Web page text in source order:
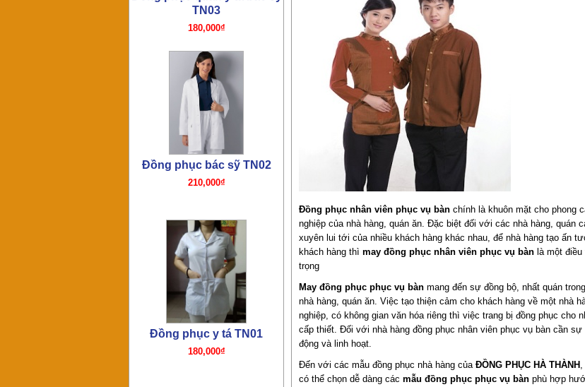
Đồng phục nhân viên phục vụ bàn chính là khuôn mặt cho phong
nghiệp của nhà hàng, quán ăn. Đặc biệt đối với các nhà hàng, quán
xuyên lui tới của nhiều khách hàng khác nhau, để nhà hàng tạo ấn
khách hàng thì may đồng phục nhân viên phục vụ bàn là một
trọng
May đồng phục phục vụ bàn mang đến sự đồng bộ, nhất quán
nhà hàng, quán ăn. Việc tạo thiện cảm cho khách hàng về một nhà
nghiệp, có không gian văn hóa riêng thì việc trang bị đồng phục cho
cấp thiết. Đối với nhà hàng đồng phục nhân viên phục vụ bàn cần sự
động và linh hoạt.
Đến với các mẫu đồng phục nhà hàng của ĐỒNG PHỤC HÀ THÀNH ,
có thể chọn dễ dàng các mẫu đồng phục phục vụ bàn phù hợp
Đồng phục y tá TN01
180,000₫
Đồng phục bếp- Tạp dề bếp
75,000₫